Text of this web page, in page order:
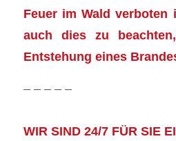
Feuer im Wald verboten
auch dies zu
Entstehung eines
– – – – –
WIR SIND 24/7 FÜR SIE